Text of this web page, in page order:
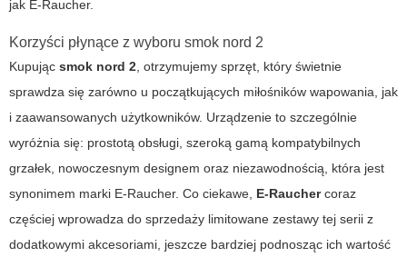
jak E-Raucher.
Korzyści płynące z wyboru smok nord 2
Kupując smok nord 2 , otrzymujemy sprzęt, który świetnie
sprawdza się zarówno u początkujących miłośników wapowania, jak
i zaawansowanych użytkowników. Urządzenie to szczególnie
wyróżnia się: prostotą obsługi, szeroką gamą kompatybilnych
grzałek, nowoczesnym designem oraz niezawodnością, która jest
synonimem marki E-Raucher. Co ciekawe, E-Rauchercoraz
częściej wprowadza do sprzedaży limitowane zestawy tej serii z
dodatkowymi akcesoriami, jeszcze bardziej podnosząc ich wartość